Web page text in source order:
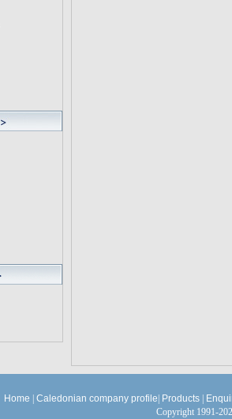
Home Caledonian company profile Products
Copyright 1991-